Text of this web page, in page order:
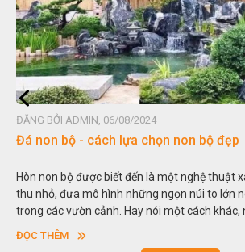
ĐĂNG BỞI ADMIN, 06/08/2024
Đá non bộ - cách lựa chọn non bộ đẹp
Hòn non bộ được biết đến là một nghệ thuật
thu nhỏ, đưa mô hình những ngọn núi to lớn
trong các vườn cảnh. Hay nói một cách khác,
sơn”. Nghệ thuật hòn non bộ nhằm phục vụ
ngoạn và phong thủy trong cuộc sống.
ĐỌC THÊM